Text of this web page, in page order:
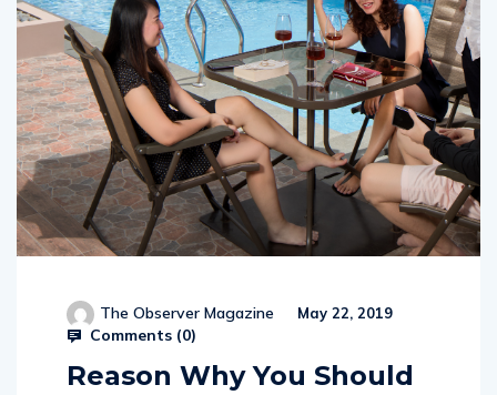
The Observer Magazine May 22, 2019
Comments (0)
Reason Why You Should